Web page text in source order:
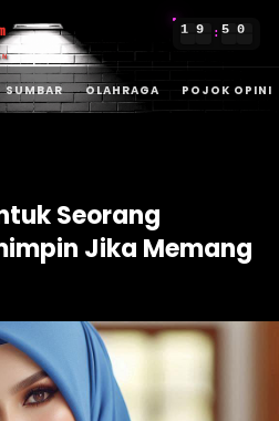
1 9 : 5 0
SUMBAR OLAHRAGA POJOK OPINI
Seorang
Jika Memang